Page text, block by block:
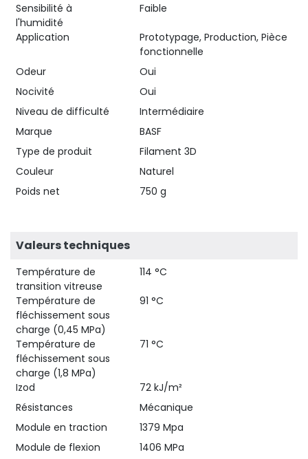
Sensibilité à
l'humidité
Faible
Application
Prototypage, Production, Pièce
fonctionnelle
Odeur
Oui
Nocivité
Oui
Niveau de difficulté
Intermédiaire
Marque
BASF
Type de produit
Filament 3D
Couleur
Naturel
Poids net
750 g
Valeurs techniques
Température de
transition vitreuse
114 °C
Température de
fléchissement sous
charge (0,45 MPa)
91 °C
Température de
fléchissement sous
charge (1,8 MPa)
71 °C
Izod
72 kJ/m²
Résistances
Mécanique
Module en traction
1379 Mpa
Module de flexion
1406 MPa